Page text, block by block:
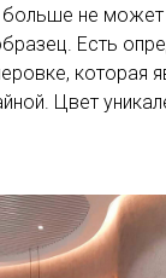
больше не
Есть
которая
Цвет